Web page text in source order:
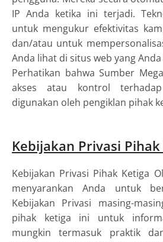
IP Anda ketika ini terjadi.
untuk mengukur efektivitas
dan/atau untuk
Anda lihat di situs web yang
Perhatikan bahwa Sumber
akses atau kontrol
digunakan oleh pengiklan pihak
Kebijakan Privasi Pihak
Kebijakan Privasi Pihak Ketiga
menyarankan Anda untuk
Kebijakan Privasi masing-
pihak ketiga ini untuk
mungkin termasuk praktik